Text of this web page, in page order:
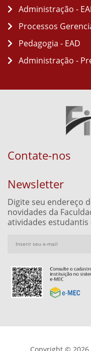
Administração -
Processos
Pedagogia - EAD
Administração -
Contate-nos
Newsletter
Digite seu endereço
novidades da
atividades estudantis